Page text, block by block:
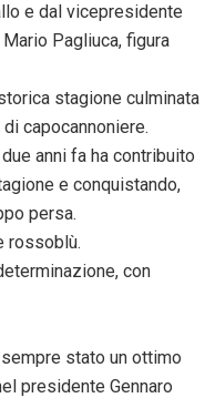
e dal vicepresidente
Pagliuca, figura
stagione culminata
capocannoniere.
anni fa ha contribuito
e conquistando,
persa.
rossoblù.
con
stato un ottimo
presidente Gennaro